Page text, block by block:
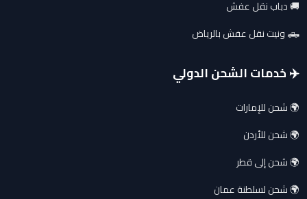
🚚 دباب نقل عفش
🛻 ونيت نقل عفش بالرياض
✈️ خدمات الشحن الدولي
🌍 شحن للإمارات
🌍 شحن للأردن
🌍 شحن إلى قطر
🌍 شحن لسلطنة عمان